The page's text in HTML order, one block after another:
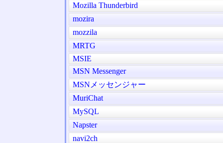
Mozilla Thunderbird
mozira
mozzila
MRTG
MSIE
MSN Messenger
MSNメッセンジャー
MuriChat
MySQL
Napster
navi2ch